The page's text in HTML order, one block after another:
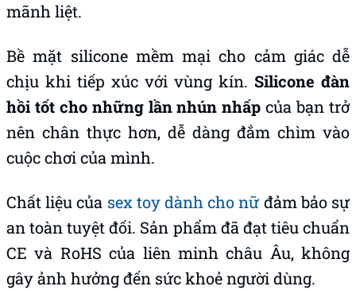
mãnh liệt.
Bề mặt silicone mềm mại cho cảm giác dễ
chịu khi tiếp xúc với vùng kín. Silicone đàn
hồi tốt cho những lần nhún nhấp của bạn trở
nên chân thực hơn, dễ dàng đắm chìm vào
cuộc chơi của mình.
Chất liệu của sex toy dành cho nữđảm bảo sự
an toàn tuyệt đối. Sản phẩm đã đạt tiêu chuẩn
CE và RoHS của liên minh châu Âu, không
gây ảnh hưởng đến sức khoẻ người dùng.